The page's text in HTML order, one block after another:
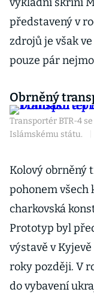
představený v
zdrojů je však
pouze pár
Obrněný
Transportér BTR-4
Islámskému státu.
Kolový obrněný
pohonem všech
charkovská
Prototyp byl
výstavě v
roky později. V
do vybavení